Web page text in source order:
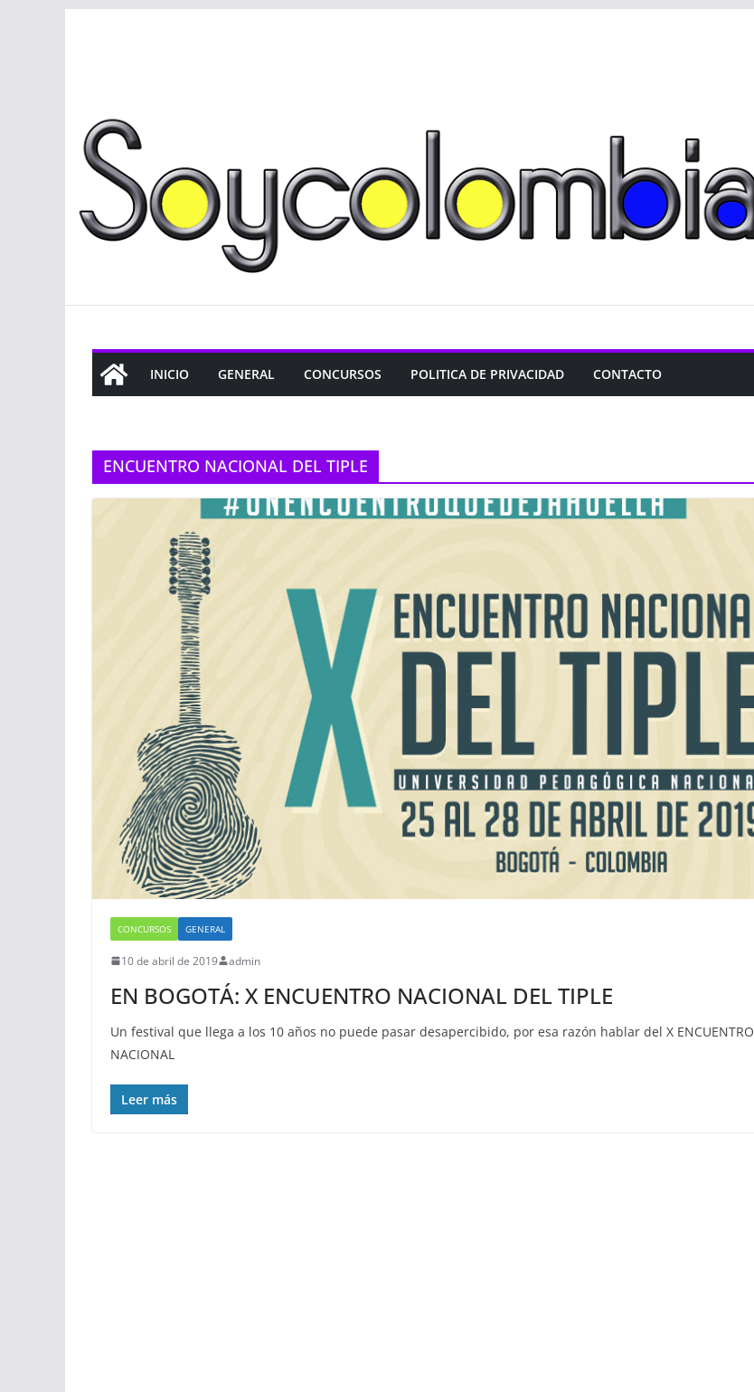
INICIO GENERAL CONCURSOS POLITICA DE PRIVACIDAD CONTACTO
ENCUENTRO NACIONAL DEL TIPLE
CONCURSOS GENERAL
10 de abril de 2019 admin
EN BOGOTÁ: X ENCUENTRO NACIONAL DEL TIPLE
Un festival que llega a los 10 años no puede pasar desapercibido, por esa razón hablar del X ENCUENTRO
NACIONAL
Leer más